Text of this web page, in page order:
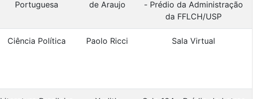
Portuguesa
de Araujo
- Prédio da Administração
da FFLCH/USP
Ciência Política Paolo Ricci Sala Virtual